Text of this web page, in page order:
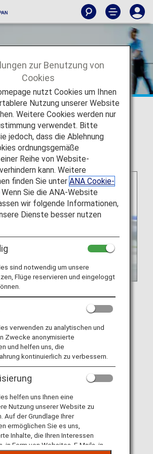
Beeinträchtigungen
Unterstützung, um einen
Flug zu ermöglichen.
Anforderungen
Schwierigkeiten haben, eine
Entwicklungsbeeinträchtigungen
Allergien
zur Benutzung von
Cookies
nutzt Cookies um Ihnen
Nutzung unserer Website
Weitere Cookies werden nur
verwendet. Bitte
jedoch, dass die Ablehnung
ordnungsgemäße
Reihe von Website-
kann. Weitere
finden Sie unter ANA Cookie-
Wenn Sie die ANA-Website
wir folgende Informationen,
Dienste besser nutzen
sind notwendig um unsere
Flüge reservieren und eingeloggt
verwenden zu analytischen und
Zwecke anonymisierte
und helfen uns, die
kontinuierlich zu verbessern.
helfen uns Ihnen eine
Nutzung unserer Website zu
Auf der Grundlage Ihrer
ermöglichen Sie es uns,
Inhalte, die Ihren Interessen
in Form von Websites, E-Mails, in